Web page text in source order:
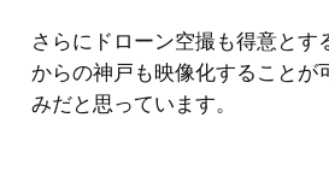
さらにドローン空撮も得意とす
からの神戸も映像化することが
みだと思っています。